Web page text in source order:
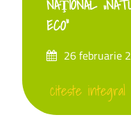
NAŢIONAL
ECO”
26 februarie
citeste integral